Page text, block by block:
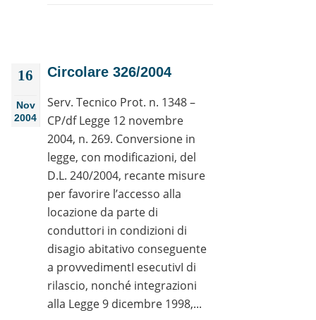
16
Nov
2004
Circolare 326/2004
Serv. Tecnico Prot. n. 1348 –
CP/df Legge 12 novembre
2004, n. 269. Conversione in
legge, con modificazioni, del
D.L. 240/2004, recante misure
per favorire l’accesso alla
locazione da parte di
conduttori in condizioni di
disagio abitativo conseguente
a provvedimentI esecutivI di
rilascio, nonché integrazioni
alla Legge 9 dicembre 1998,...